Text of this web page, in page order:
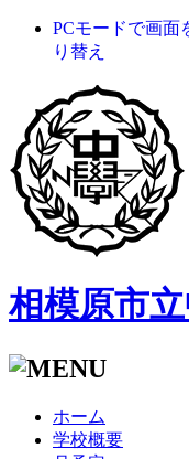
PCモードで画面
り替え
相模原市
ホーム
学校概要